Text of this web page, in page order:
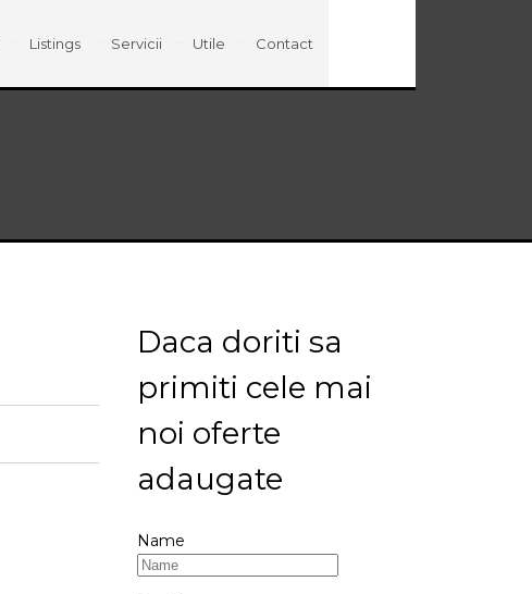
Listings Servicii Utile Contact
Daca doriti sa
primiti cele mai
noi oferte
adaugate
Name